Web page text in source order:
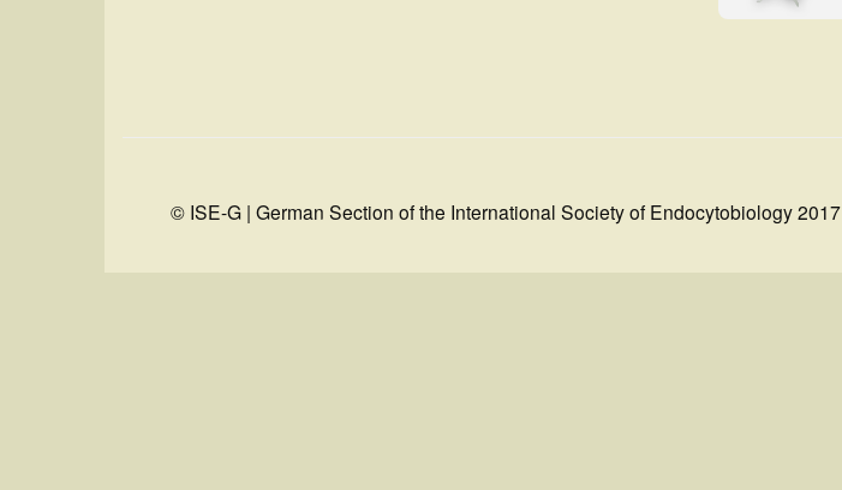
© ISE-G | German Section of the International Society of Endocytobiology 2017